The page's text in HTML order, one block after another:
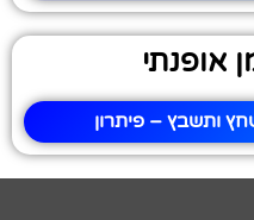
אופנתי
ותשבץ – פיתרון